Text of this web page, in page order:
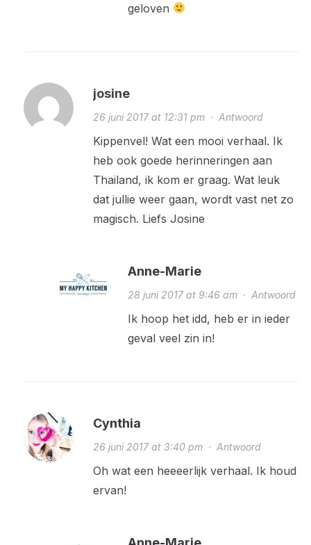
geloven
josine
26 juni 2017 at 12:31 pm· Antwoord
Kippenvel! Wat een mooi verhaal. Ik
heb ook goede herinneringen aan
Thailand, ik kom er graag. Wat leuk
dat jullie weer gaan, wordt vast net zo
magisch. Liefs Josine
Anne-Marie
28 juni 2017 at 9:46 am· Antwoord
Ik hoop het idd, heb er in ieder
geval veel zin in!
Cynthia
26 juni 2017 at 3:40 pm· Antwoord
Oh wat een heeeerlijk verhaal. Ik houd
ervan!